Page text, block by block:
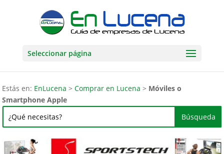
Seleccionar página
Estás en: EnLucena >Comprar en Lucena > Móviles o
Smartphone Apple